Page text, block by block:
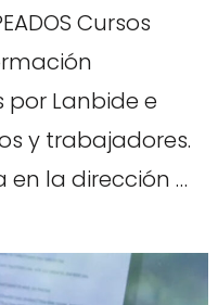
Cursos
Lanbide e
y trabajadores.
en la dirección …